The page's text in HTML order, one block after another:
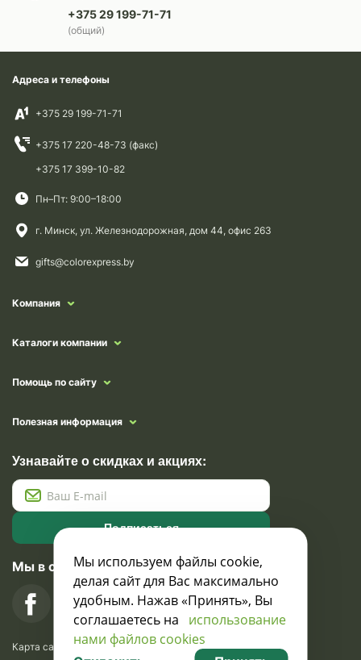
+375 29 199-71-71
(общий)
Адреса и телефоны
+375 29 199-71-71
+375 17 220-48-73 (факс)
+375 17 399-10-82
Пн–Пт: 9:00–18:00
г. Минск, ул. Железнодорожная, дом 44, офис 263
gifts@colorexpress.by
Компания
Каталоги компании
Помощь по сайту
Полезная информация
Узнавайте о скидках и акциях:
Подписаться
Мы в социальных сетях
Карта сайта
Мы используем файлы cookie,
делая сайт для Вас максимально
удобным. Нажав «Принять», Вы
соглашаетесь на использование
нами файлов cookies